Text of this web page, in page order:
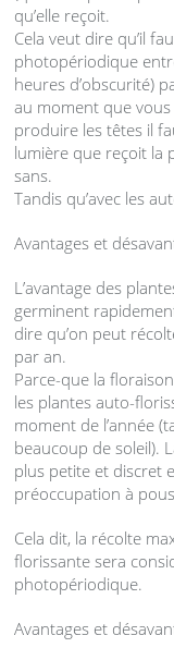
qu’elle reçoit.
Cela veut dire qu’il
photopériodique
heures d’obscurité)
au moment que
produire les têtes il
lumière que reçoit la
sans.
Tandis qu’avec les
Avantages et
L’avantage des
germinent
dire qu’on peut
par an.
Parce-que la
les plantes auto-
moment de l’année
beaucoup de soleil).
plus petite et discret
préoccupation à
Cela dit, la récolte
florissante sera
photopériodique.
Avantages et